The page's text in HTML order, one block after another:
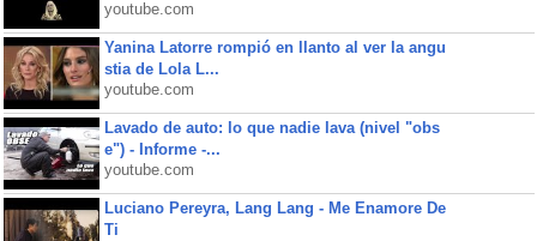
youtube.com
Yanina Latorre rompió en llanto al ver la angu
stia de Lola L...
youtube.com
Lavado de auto: lo que nadie lava (nivel "obs
e") - Informe -...
youtube.com
Luciano Pereyra, Lang Lang - Me Enamore De
Ti